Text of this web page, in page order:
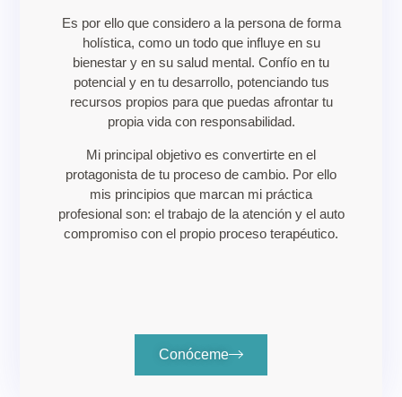
Es por ello que considero a la persona de forma
holística, como un todo que influye en su
bienestar y en su salud mental. Confío en tu
potencial y en tu desarrollo, potenciando tus
recursos propios para que puedas afrontar tu
propia vida con responsabilidad.
Mi principal objetivo es convertirte en el
protagonista de tu proceso de cambio. Por ello
mis principios que marcan mi práctica
profesional son: el trabajo de la atención y el auto
compromiso con el propio proceso terapéutico.
Conóceme